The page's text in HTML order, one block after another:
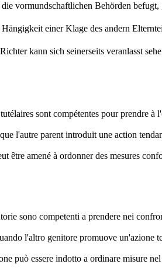
vormundschaftlichen Behörden
einer Klage des andern
kann sich seinerseits veranlasst
sont compétentes pour prendre
l'autre parent introduit une action
être amené à ordonner des mesures
sono competenti a prendere nei
l'altro genitore promuove un'azione
può essere indotto a ordinare misure